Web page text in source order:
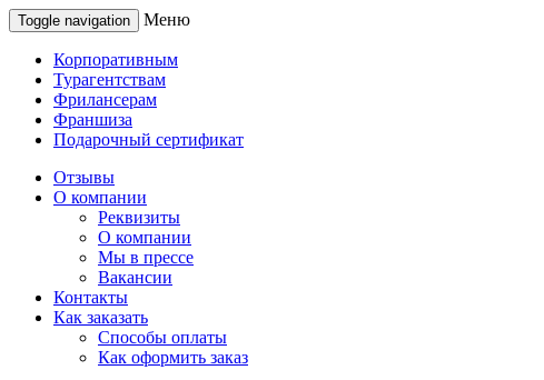
Toggle navigation Меню
Корпоративным
Турагентствам
Фрилансерам
Франшиза
Подарочный сертификат
Отзывы
О компании
Реквизиты
О компании
Мы в прессе
Вакансии
Контакты
Как заказать
Способы оплаты
Как оформить заказ